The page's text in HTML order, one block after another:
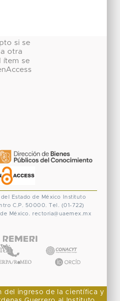
si se
otra
ítem se
Estado de México
Instituto
C.P. 50000. Tel. (01-722)
México. rectoria@uaemex.mx
del ingreso de la científica y